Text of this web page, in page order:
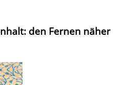
den Fernen näher